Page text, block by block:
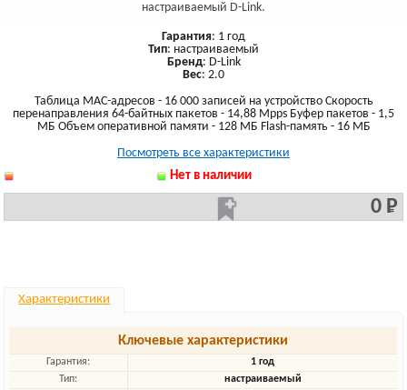
настраиваемый D-Link.
Гарантия: 1 год
Тип: настраиваемый
Бренд: D-Link
Вес: 2.0
Таблица MAC-адресов - 16 000 записей на устройство Скорость
перенаправления 64-байтных пакетов - 14,88 Mpps Буфер пакетов - 1,5
МБ Объем оперативной памяти - 128 МБ Flash-память - 16 МБ
Посмотреть все характеристики
Нет в наличии
0 Р
Характеристики
Ключевые характеристики
Гарантия:
1 год
Тип:
настраиваемый